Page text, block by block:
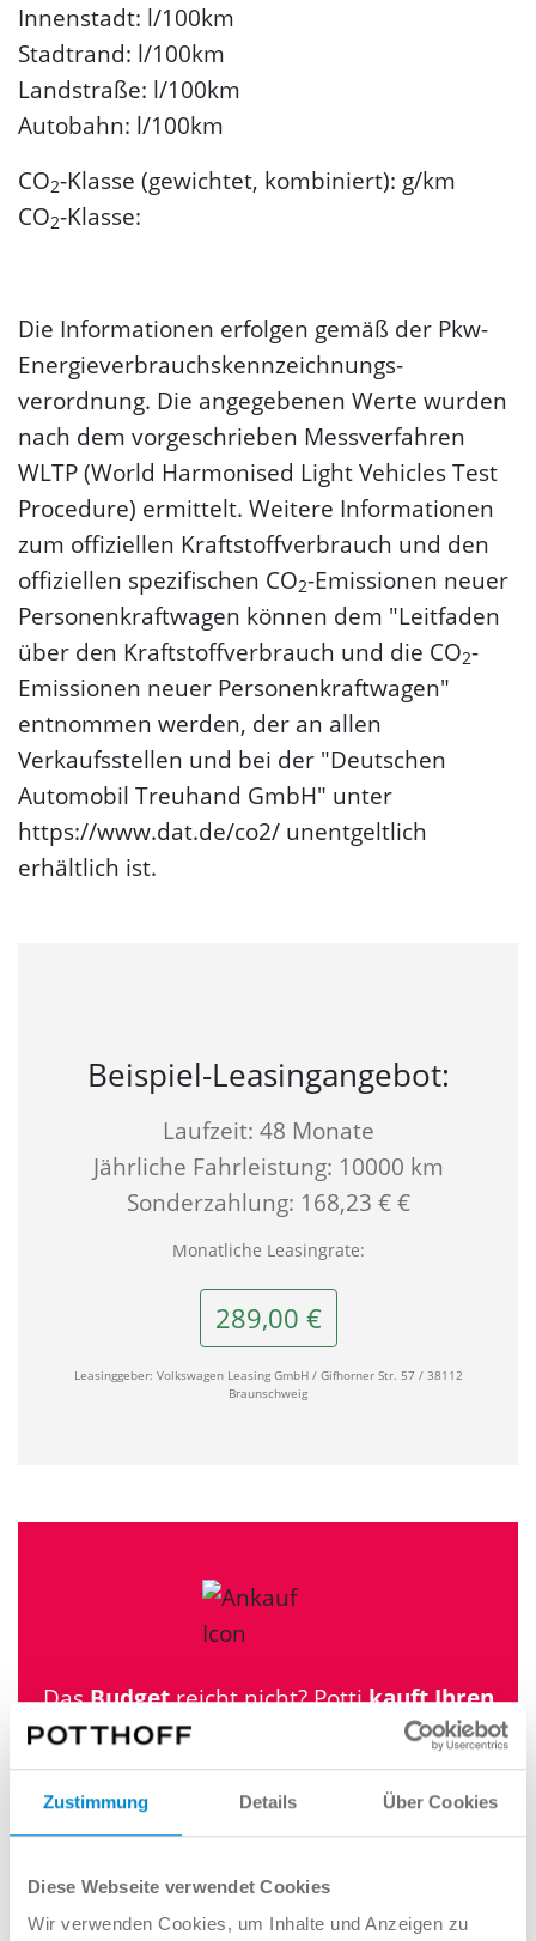
Zustimmung Details Über Cookies
Diese Webseite verwendet Cookies
Wir verwenden Cookies, um Inhalte und Anzeigen zu
Innenstadt: l/100km
Stadtrand: l/100km
Landstraße: l/100km
Autobahn: l/100km
CO2-Klasse (gewichtet, kombiniert): g/km
CO2-Klasse:
Die Informationen erfolgen gemäß der Pkw-
Energie­verbrauchs­kennzeichnungs­
verordnung. Die angegebenen Werte wurden
nach dem vorgeschrieben Messverfahren
WLTP (World Harmonised Light Vehicles Test
Procedure) ermittelt. Weitere Informationen
zum offiziellen Kraftstoffverbrauch und den
offiziellen spezifischen CO2-Emissionen neuer
Personenkraftwagen können dem "Leitfaden
über den Kraftstoffverbrauch und die CO2-
Emissionen neuer Personenkraftwagen"
entnommen werden, der an allen
Verkaufsstellen und bei der "Deutschen
Automobil Treuhand GmbH" unter
https://www.dat.de/co2/ unentgeltlich
erhältlich ist.
Beispiel-Leasingangebot:
Laufzeit: 48 Monate
Jährliche Fahrleistung: 10000 km
Sonderzahlung: 168,23 € €
Monatliche Leasingrate:
289,00 €
Leasinggeber: Volkswagen Leasing GmbH / Gifhorner Str. 57 / 38112
Braunschweig
DasBudgetreicht nicht? Pottikauft Ihren
Gebrauchtwagen
erstklassigen
Konditionen. So wird aus der großen
Nummer, ein kleiner Preis!
Ihr Auto schätzen